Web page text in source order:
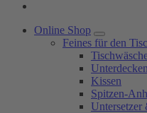
Online Shop
Feines für den
Unterdecken
Kissen
Spitzen-
Untersetzer